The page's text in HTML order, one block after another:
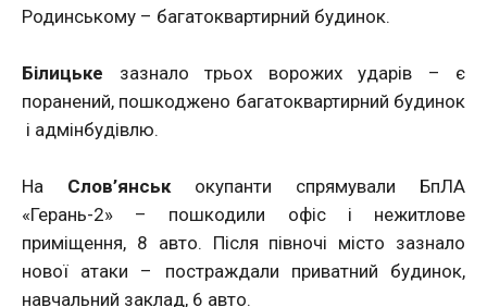
Родинському – багатоквартирний будинок.
Білицьке зазнало трьох ворожих ударів – є
поранений, пошкоджено багатоквартирний будинок
і адмінбудівлю.
На Слов’янськ окупанти спрямували БпЛА
«Герань-2» – пошкодили офіс і нежитлове
приміщення, 8 авто. Після півночі місто зазнало
нової атаки – постраждали приватний будинок,
навчальний заклад, 6 авто.